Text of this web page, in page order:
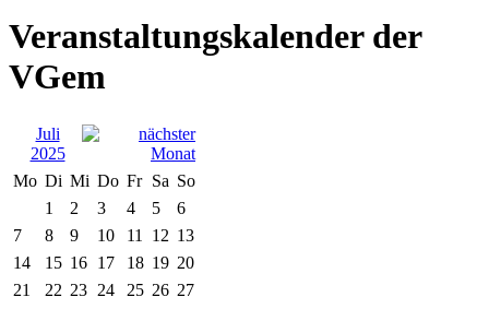
Veranstaltungskalender der
VGem
Juli
2025
Mo Di Mi Do Fr Sa So
1
2 3 4 5
6
7
8 9 10 11 12 13
14
15 16 17 18 19 20
21
22 23 24 25 26 27